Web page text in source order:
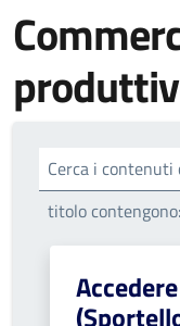
Cerca i contenuti
titolo contengono: